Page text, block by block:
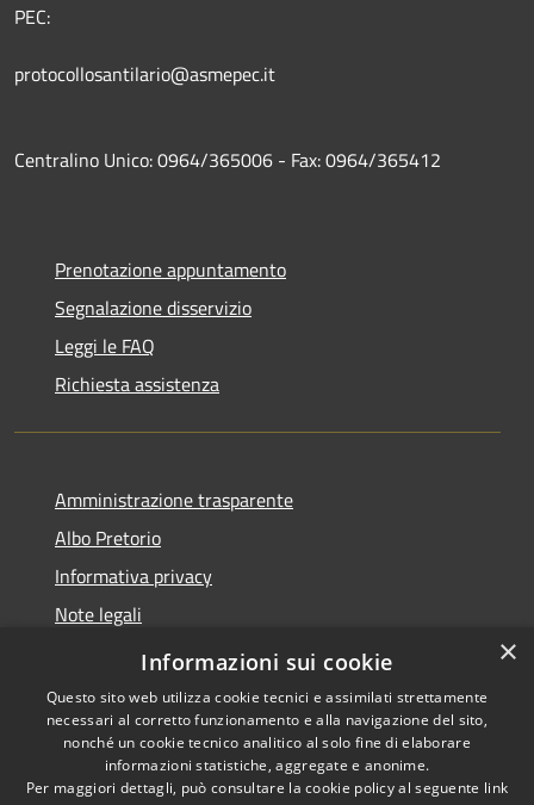
PEC:
protocollosantilario@asmepec.it
Centralino Unico: 0964/365006 - Fax: 0964/365412
Prenotazione appuntamento
Segnalazione disservizio
Leggi le FAQ
Richiesta assistenza
Amministrazione trasparente
Albo Pretorio
Informativa privacy
Note legali
Dichiarazione di accessibilità
Copyright © 2026 • Comune di
×
Informazioni sui cookie
Questo sito web utilizza cookie tecnici e assimilati strettamente
necessari al corretto funzionamento e alla navigazione del sito,
nonché un cookie tecnico analitico al solo fine di elaborare
informazioni statistiche, aggregate e anonime.
Per maggiori dettagli, può consultare la cookie policy al seguente link